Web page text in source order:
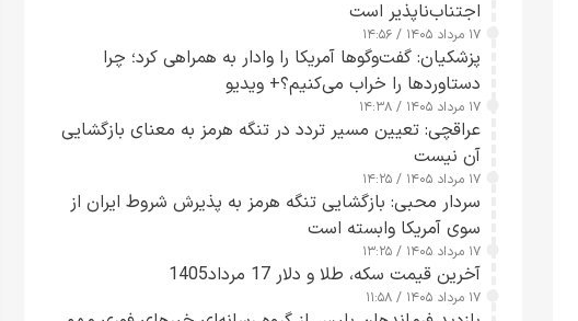
اجتناب‌ناپذیر است
۱۷ مرداد ۱۴۰۵ / ۱۴:۵۶
پزشکیان: گفت‌وگوها آمریکا را وادار به همراهی کرد؛ چرا
دستاوردها را خراب می‌کنیم؟+ ویدیو
۱۷ مرداد ۱۴۰۵ / ۱۴:۳۸
عراقچی: تعیین مسیر تردد در تنگه هرمز به معنای بازگشایی
آن نیست
۱۷ مرداد ۱۴۰۵ / ۱۴:۲۵
سردار محبی: بازگشایی تنگه هرمز به پذیرش شروط ایران از
سوی آمریکا وابسته است
۱۷ مرداد ۱۴۰۵ / ۱۳:۲۵
آخرین قیمت سکه، طلا و دلار 17 مرداد1405
۱۷ مرداد ۱۴۰۵ / ۱۱:۵۸